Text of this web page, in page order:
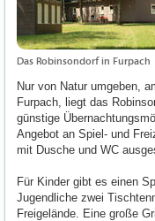
Das Robinsondorf in Furpach
Nur von Natur umgeben,
Furpach, liegt das
günstige
Angebot an Spiel- und
mit Dusche und WC
Für Kinder gibt es einen
Jugendliche zwei
Freigelände. Eine große